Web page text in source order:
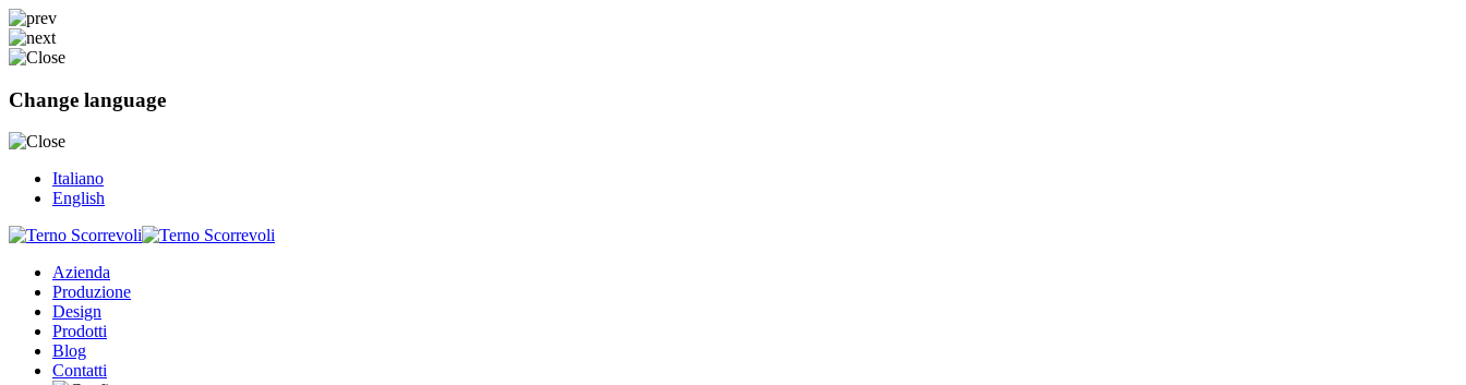
Change language
Italiano
English
Azienda
Produzione
Design
Prodotti
Blog
Contatti